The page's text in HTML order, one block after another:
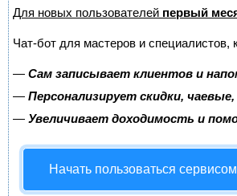
Для новых пользователей первый
Чат-бот для мастеров и специалистов,
— Сам записывает клиентов и
— Персонализирует скидки,
— Увеличивает доходимость и
Начать пользоваться сервисом